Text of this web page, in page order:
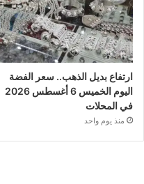
ارتفاع بديل الذهب.. سعر الفضة
اليوم الخميس 6 أغسطس 2026
في المحلات
منذ يوم واحد